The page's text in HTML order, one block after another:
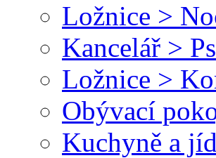
Ložnice >
Kancelář >
Ložnice >
Obývací
Kuchyně a